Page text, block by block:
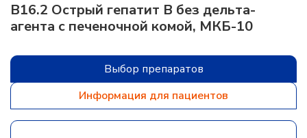
B16.2 Острый гепатит B без дельта-
агента с печеночной комой, МКБ-10
Выбор препаратов
Информация для пациентов